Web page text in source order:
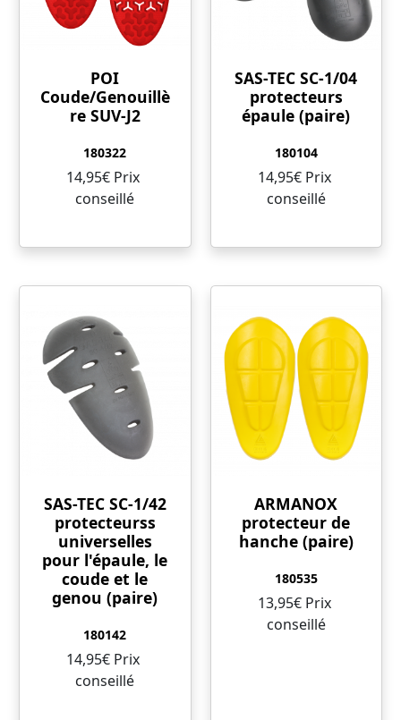
POI
Coude/Genouillè
re SUV-J2
180322
14,95€ Prix ​​
conseillé
SAS-TEC SC-1/04
protecteurs
épaule (paire)
180104
14,95€ Prix ​​
conseillé
SAS-TEC SC-1/42
protecteurss
universelles
pour l'épaule, le
coude et le
genou (paire)
180142
14,95€ Prix ​​
conseillé
ARMANOX
protecteur de
hanche (paire)
180535
13,95€ Prix ​​
conseillé